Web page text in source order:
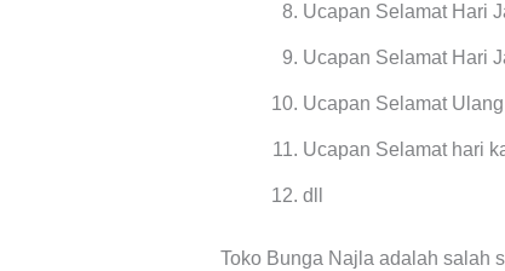
Ucapan Selamat Hari
Ucapan Selamat Hari
Ucapan Selamat
Ucapan Selamat hari
dll
Toko Bunga Najla adalah salah